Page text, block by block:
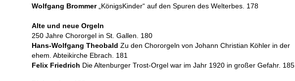
Wolfgang Brommer„KönigsKinder“ auf den Spuren des Welterbes. 178
Alte und neue Orgeln
250 Jahre Chororgel in St. Gallen. 180
Hans-Wolfgang Theobald Zu den Chororgeln von Johann Christian Köhler in der
ehem. Abteikirche Ebrach. 181
Felix Friedrich Die Altenburger Trost-Orgel war im Jahr 1920 in großer Gefahr. 185